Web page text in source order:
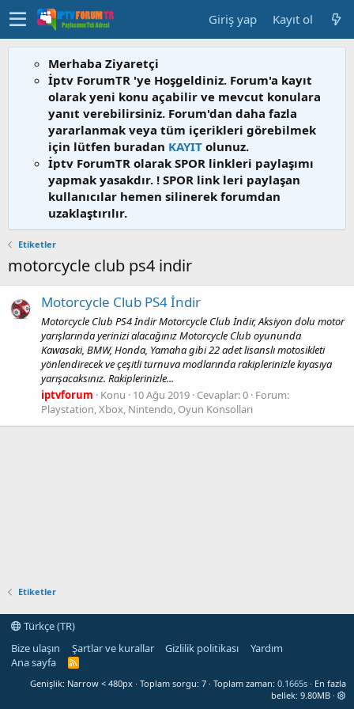
Giriş yap Kayıt ol
Merhaba Ziyaretçi
İptv ForumTR 'ye Hoşgeldiniz. Forum'a kayıt
olarak yeni konu açabilir ve mevcut konulara
yanıt verebilirsiniz. Forum'dan daha fazla
yararlanmak veya tüm içerikleri görebilmek
için lütfen buradan KAYIT olunuz.
İptv ForumTR olarak SPOR linkleri paylaşımı
yapmak yasakdır. ! SPOR link leri paylaşan
kullanıcılar hemen silinerek forumdan
uzaklaştırılır.
Etiketler
motorcycle club ps4 indir
Motorcycle Club PS4 İndir
Motorcycle Club PS4 İndir Motorcycle Club İndir, Aksiyon dolu motor
yarışlarında yerinizi alacağınız Motorcycle Club oyununda
Kawasaki, BMW, Honda, Yamaha gibi 22 adet lisanslı motosikleti
yönlendirecek ve çeşitli turnuva modlarında rakiplerinizle kıyasıya
yarışacaksınız. Rakiplerinizle...
iptvforum
Konu 10 Ağu 2019 Cevaplar: 0 Forum:
Playstation, Xbox, Nintendo, Oyun Konsolları
Etiketler
Türkçe (TR)
Bize ulaşın
Şartlar ve kurallar Gizlilik politikası
Yardım
Ana sayfa
R
S
Genişlik Toplam sorgu 7 Toplam zaman 0.1665s
En fazla
bellek 9.80MB